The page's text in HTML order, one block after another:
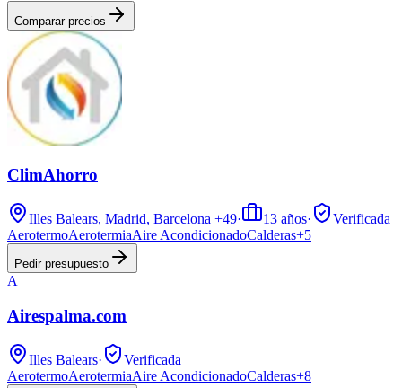
Comparar precios
ClimAhorro
Illes Balears, Madrid, Barcelona +49· 13 años·
Verificada
AerotermoAerotermiaAire AcondicionadoCalderas+5
Pedir presupuesto
A
Airespalma.com
Illes Balears·
Verificada
AerotermoAerotermiaAire AcondicionadoCalderas+8